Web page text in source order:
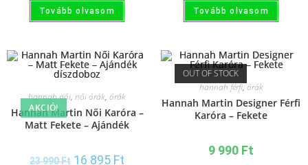
Tovább olvasom Tovább olvasom
AKCIÓ!
hannah női, női órák, órák
Hannah Martin Női Karóra –
Matt Fekete – Ajándék
23 990Ft 16 895 Ft
OUT OF STOCK
hannah férfi,órák
Hannah Martin Designer Férfi
Karóra – Fekete
9 990 Ft